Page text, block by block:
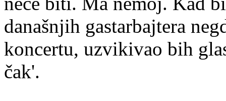
današnjih gastarbajtera
koncertu, uzvikivao bih
čak'.